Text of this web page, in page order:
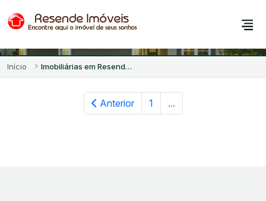
Imobiliárias em Resende - RJ
Início Imobiliárias em Resende - RJ
Anterior 1 ...